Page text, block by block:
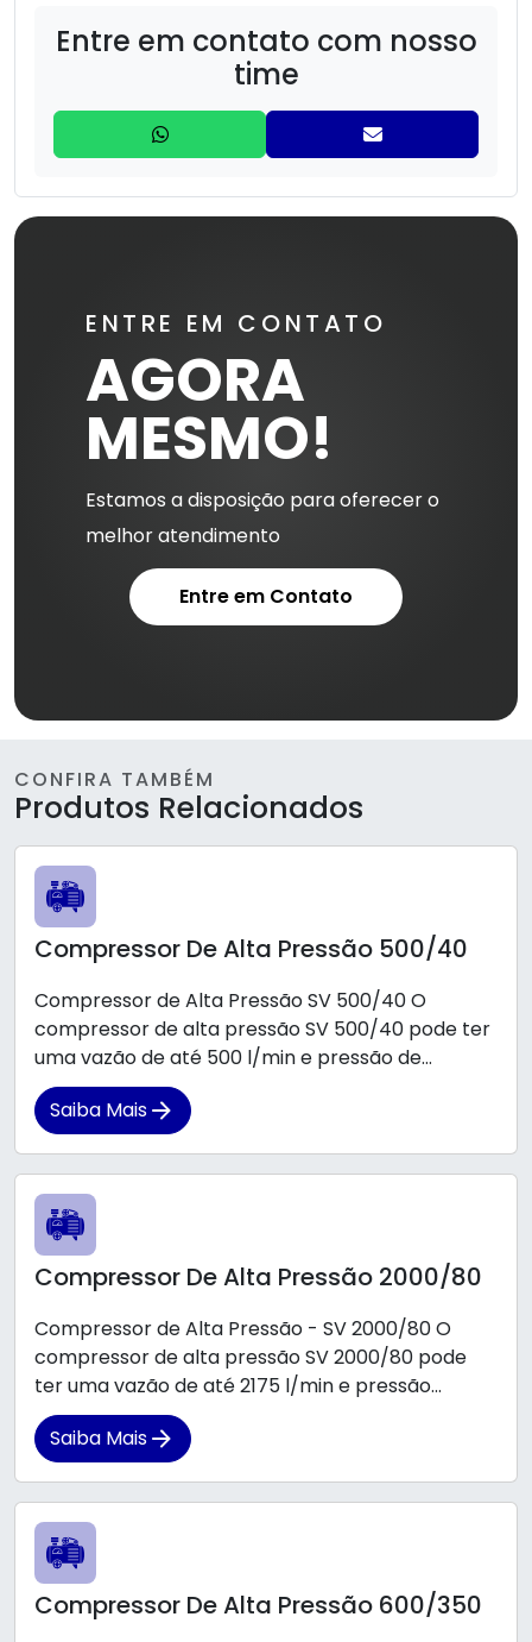
Compressor De Alta Pressão 3000/40
Compressor De Alta Pressão 500/40
Compressor De Alta Pressão 600/350
Compressor De Alta Pressão 600/40
Compressor de Nitrogênio
Entre em contato com nosso
time
ENTRE EM CONTATO
AGORA
MESMO!
Estamos a disposição para oferecer o
melhor atendimento
Entre em Contato
CONFIRA TAMBÉM
Produtos Relacionados
Compressor De Alta Pressão 500/40
Compressor de Alta Pressão SV 500/40 O
compressor de alta pressão SV 500/40 pode ter
uma vazão de até 500 l/min e pressão de...
Saiba Mais
Compressor De Alta Pressão 2000/80
Compressor de Alta Pressão - SV 2000/80 O
compressor de alta pressão SV 2000/80 pode
ter uma vazão de até 2175 l/min e pressão...
Saiba Mais
Compressor De Alta Pressão 600/350